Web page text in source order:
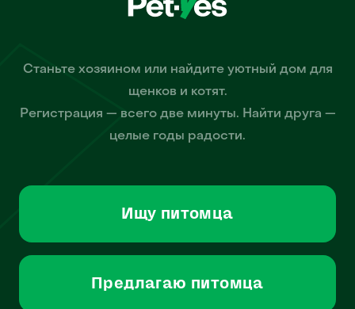
Станьте хозяином или найдите уютный дом для
щенков и котят.
Регистрация — всего две минуты. Найти друга —
целые годы радости.
Ищу питомца
Предлагаю питомца